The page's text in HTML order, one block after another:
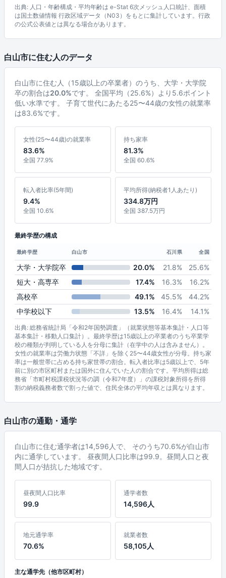
出典: 人口・年齢構成・平均年齢は e-Stat 6次メッシュ人口統計、面積
は国土数値情報 行政区域データ（N03）をもとに集計しています。行政
の公式公表値とは異なる場合があります。
白山市に住む人のデータ
白山市に住む人（15歳以上の卒業者）のうち、大学・大学院
卒の割合は20.0%です。 全国平均（25.6%）より5.6ポイント
低い水準です。 子育て世代にあたる25〜44歳の女性の就業率
は83.6%です。
女性(25〜44歳)の就業率
83.6%
全国 77.9%
持ち家率
81.3%
全国 60.6%
転入者比率(5年間)
9.4%
全国 10.6%
平均所得(納税者1人あたり)
334.8万円
全国 387.5万円
最終学歴の構成
最終学歴 白山市 石川県 全国
大学・大学院卒 20.0% 21.8%
25.6%
短大・高専卒
17.4% 16.3%
16.2%
高校卒
49.1% 45.5%
44.2%
中学校以下
13.5% 16.4% 14.1%
出典: 総務省統計局「令和2年国勢調査」（就業状態等基本集計・人口等
基本集計・移動人口集計）。最終学歴は15歳以上の卒業者のうち卒業学
校の種類が判明している人を分母に集計（在学中の人は含みません）。
女性の就業率は労働力状態「不詳」を除く25〜44歳女性が分母。持ち家
率は一般世帯に占める持ち家世帯の割合。転入者比率は5歳以上で、5年
前に別の市区町村または国外に住んでいた人の割合です。平均所得は総
務省「市町村税課税状況等の調（令和7年度）」の課税対象所得を所得
割の納税義務者数で割った値で、住民全体の平均年収とは異なります。
白山市の通勤・通学
白山市に住む通学者は14,596人で、 そのうち70.6%が白山市
内に通学しています。 昼夜間人口比率は99.9。昼間人口と夜
間人口が拮抗した地域です。
昼夜間人口比率
99.9
通学者数
14,596人
地元通学率
70.6%
就業者数
58,105人
主な通学先（他市区町村）